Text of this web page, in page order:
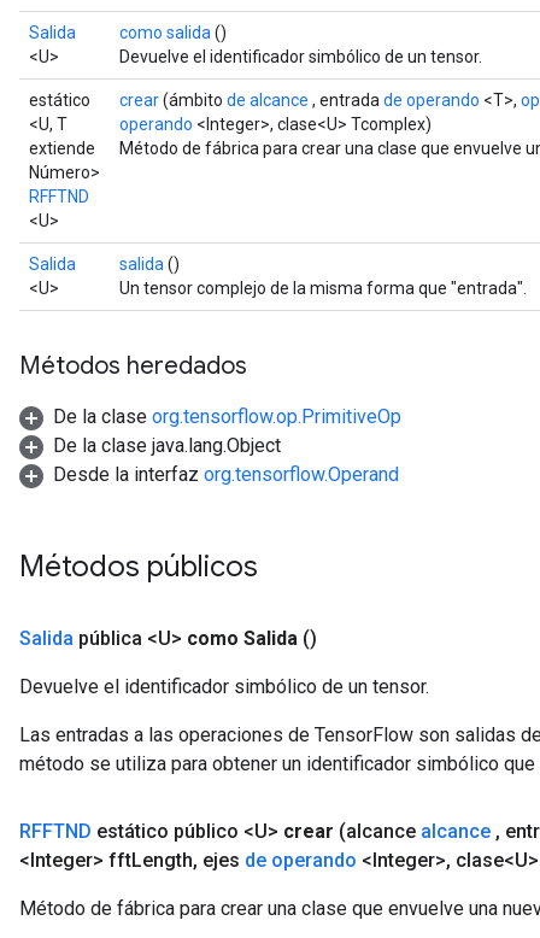
Salida
<U>
como salida ()
Devuelve el identificador simbólico de un tensor.
estático
<U, T
extiende
Número>
RFFTND
<U>
crear(ámbito de alcance , entrada de operando <T>,
operando <Integer>, clase<U> Tcomplex)
Método de fábrica para crear una clase que envuelve
Salida
<U>
salida ()
Un tensor complejo de la misma forma que "entrada".
Métodos heredados
De la clase org.tensorflow.op.PrimitiveOp
De la clase java.lang.Object
Desde la interfaz org.tensorflow.Operand
Métodos públicos
Salida pública <U> como Salida ()
Devuelve el identificador simbólico de un tensor.
Las entradas a las operaciones de TensorFlow son salidas
método se utiliza para obtener un identificador simbólico
RFFTND estático público <U> crear (alcance alcance ,
<Integer> fftLength, ejes de operando <Integer>,
Método de fábrica para crear una clase que envuelve una